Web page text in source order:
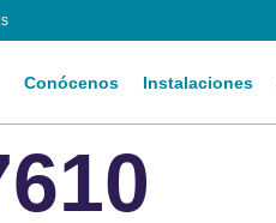
Conócenos Instalaciones